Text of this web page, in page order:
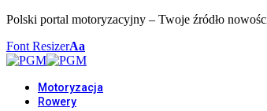
Polski portal motoryzacyjny – Twoje źródło
Font ResizerAa
Motoryzacja
Rowery